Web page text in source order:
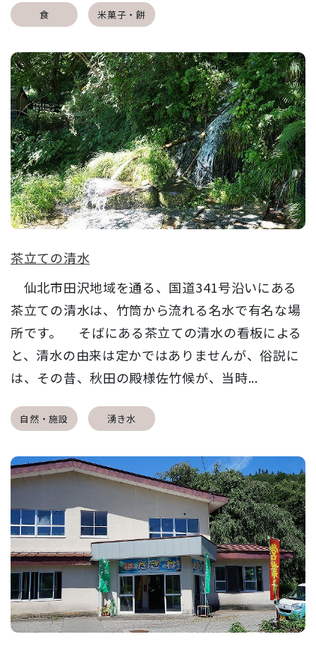
食 米菓子・餅
茶立ての清水
仙北市田沢地域を通る、国道341号沿いにある
茶立ての清水は、竹筒から流れる名水で有名な場
所です。 そばにある茶立ての清水の看板による
と、清水の由来は定かではありませんが、俗説に
は、その昔、秋田の殿様佐竹候が、当時...
自然・施設 湧き水